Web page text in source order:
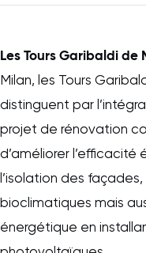
Les Tours Garibaldi de
Milan, les Tours
distinguent par
projet de rénovation
d’améliorer
l’isolation des
bioclimatiques mais
énergétique en